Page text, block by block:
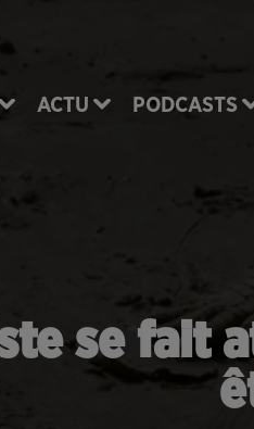
ACTU PODCASTS
se fait